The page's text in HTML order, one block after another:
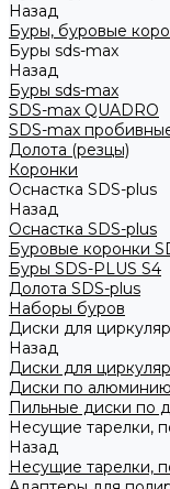
Назад
Буры, буровые
Буры sds-max
Назад
Буры sds-max
SDS-max QUADRO
SDS-max
Долота (резцы)
Коронки
Оснастка SDS-plus
Назад
Оснастка SDS-plus
Буровые коронки
Буры SDS-PLUS S4
Долота SDS-plus
Наборы буров
Диски для
Назад
Диски для
Диски по
Пильные диски по
Несущие тарелки,
Назад
Несущие тарелки,